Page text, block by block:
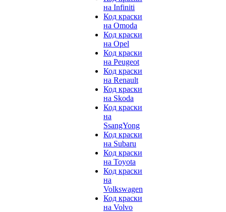
на Infiniti
Код краски
на Omoda
Код краски
на Opel
Код краски
на Peugeot
Код краски
на Renault
Код краски
на Skoda
Код краски
на
SsangYong
Код краски
на Subaru
Код краски
на Toyota
Код краски
на
Volkswagen
Код краски
на Volvo